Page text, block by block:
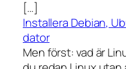
[…]
Installera Debian,
dator
Men först: vad är